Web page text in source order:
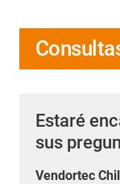
Estaré
sus
Vendortec